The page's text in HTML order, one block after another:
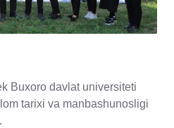
Buxoro davlat universiteti
tarixi va manbashunosligi